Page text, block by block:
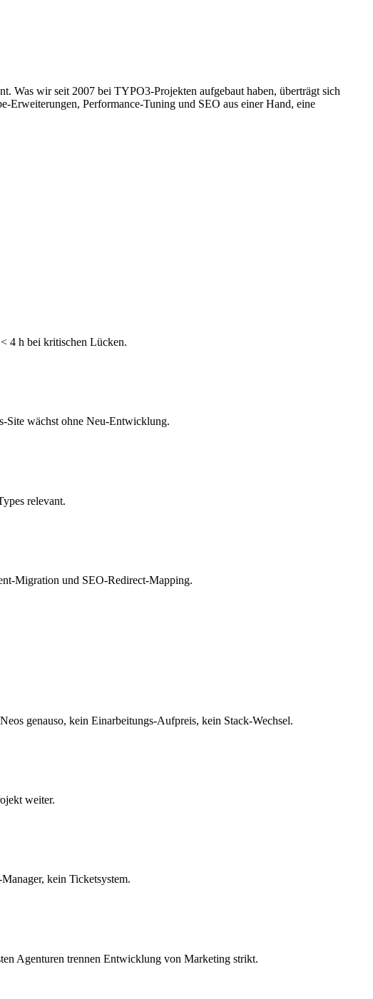
Was wir seit 2007 bei TYPO3-Projekten aufgebaut haben, überträgt sich
Erweiterungen, Performance-Tuning und SEO aus einer Hand, eine
4 h bei kritischen Lücken.
Site wächst ohne Neu-Entwicklung.
relevant.
Migration und SEO-Redirect-Mapping.
genauso, kein Einarbeitungs-Aufpreis, kein Stack-Wechsel.
weiter.
kein Ticketsystem.
Agenturen trennen Entwicklung von Marketing strikt.